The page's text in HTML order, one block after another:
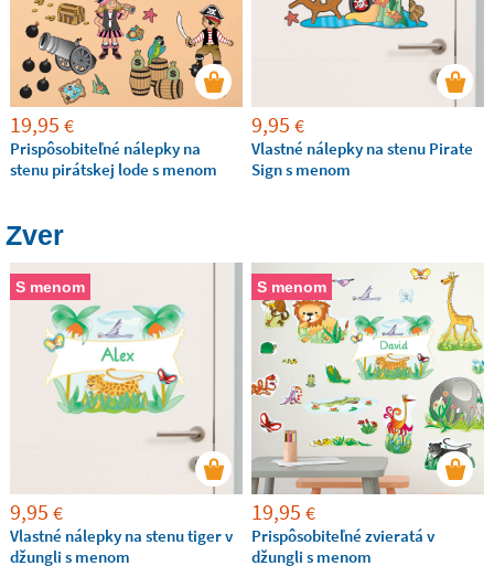
19,95 €
Prispôsobiteľné nálepky na
stenu pirátskej lode s menom
9,95 €
Vlastné nálepky na stenu Pirate
Sign s menom
Zver
S menom
9,95 €
Vlastné nálepky na stenu tiger v
džungli s menom
S menom
19,95 €
Prispôsobiteľné zvieratá v
džungli s menom